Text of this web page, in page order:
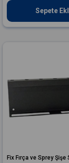
Sepete
Fix Fırça ve Sprey Şişe